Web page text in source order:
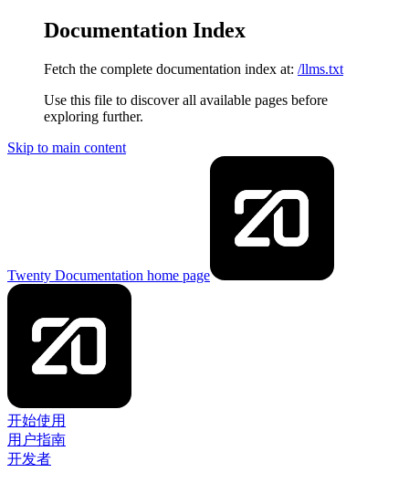
Documentation Index
Fetch the complete documentation index at: /llms.txt
Use this file to discover all available pages before
exploring further.
Skip to main content
Twenty Documentation home page
开始使用
用户指南
开发者